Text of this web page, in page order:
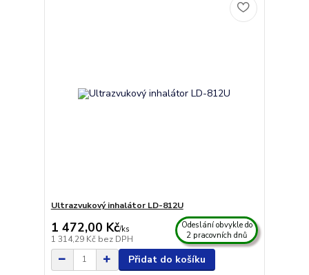
Ultrazvukový inhalátor LD-812U
1 472,00 Kč/ks
1 314,29 Kč bez DPH
Odeslání obvykle do
2 pracovních dnů
Přidat do košíku